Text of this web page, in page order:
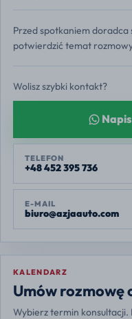
Przed spotkaniem doradca
potwierdzić temat
Wolisz szybki kontakt?
TELEFON
+48 452 395 736
E-MAIL
biuro@azjaauto.com
KALENDARZ
Umów rozmowę
Wybierz termin
Europe/Warsaw